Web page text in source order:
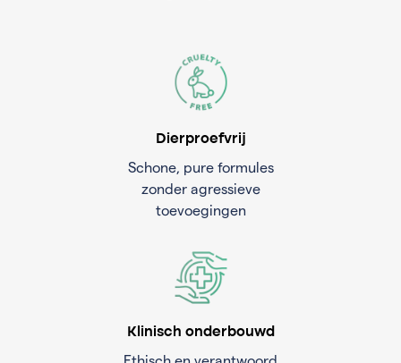
Dierproefvrij
Schone, pure formules
zonder agressieve
toevoegingen
Klinisch onderbouwd